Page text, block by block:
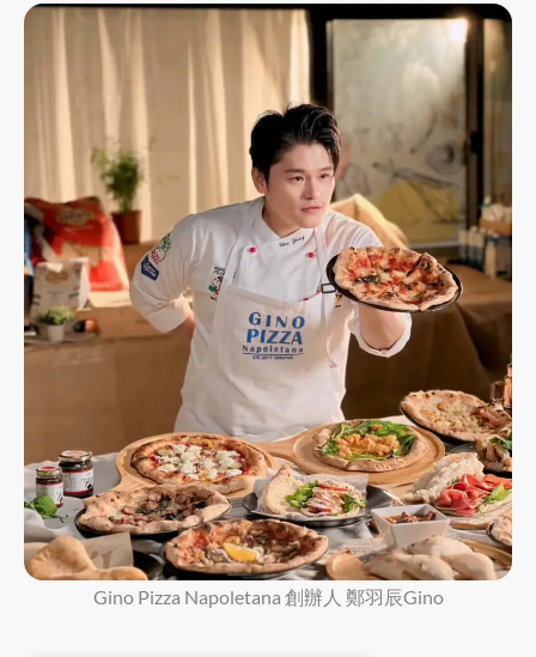
Gino Pizza Napoletana 創辦人 鄭羽辰Gino